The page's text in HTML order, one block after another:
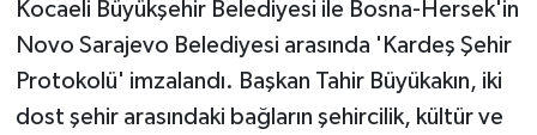
Kocaeli Büyükşehir Belediyesi ile Bosna-Hersek'in
Novo Sarajevo Belediyesi arasında 'Kardeş Şehir
Protokolü' imzalandı. Başkan Tahir Büyükakın, iki
dost şehir arasındaki bağların şehircilik, kültür ve